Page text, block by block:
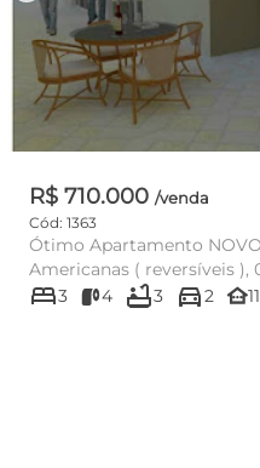
R$ 710.000 /venda
Cód: 1363
Ótimo Apartamento
Americanas ( reversíveis ),
para 02 ambien...
bed3 4 bathtub3 directions_car2 other_houses